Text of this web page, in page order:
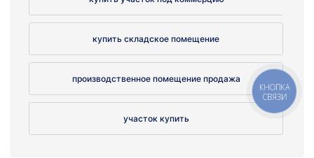
купить складское помещение
производственное помещение продажа
участок купить
КНОПКА
СВЯЗИ